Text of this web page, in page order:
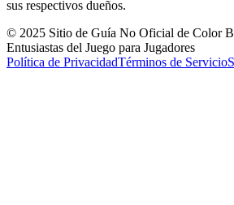
sus respectivos dueños.
© 2025 Sitio de Guía No Oficial de Color
Entusiastas del Juego para Jugadores
Política de PrivacidadTérminos de Servicio